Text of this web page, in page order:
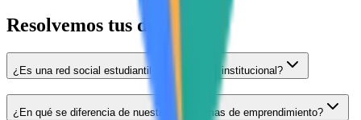
Resolvemos tus dudas
¿Es una red social estudiantil o un producto institucional?
¿En qué se diferencia de nuestros programas de emprendimiento?